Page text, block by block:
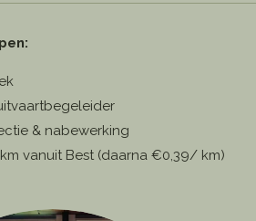
& nabewerking
vanuit Best (daarna €0,39/ km)